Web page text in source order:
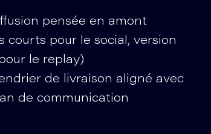
pensée en amont
courts pour le social, version
le replay)
de livraison aligné avec
de communication